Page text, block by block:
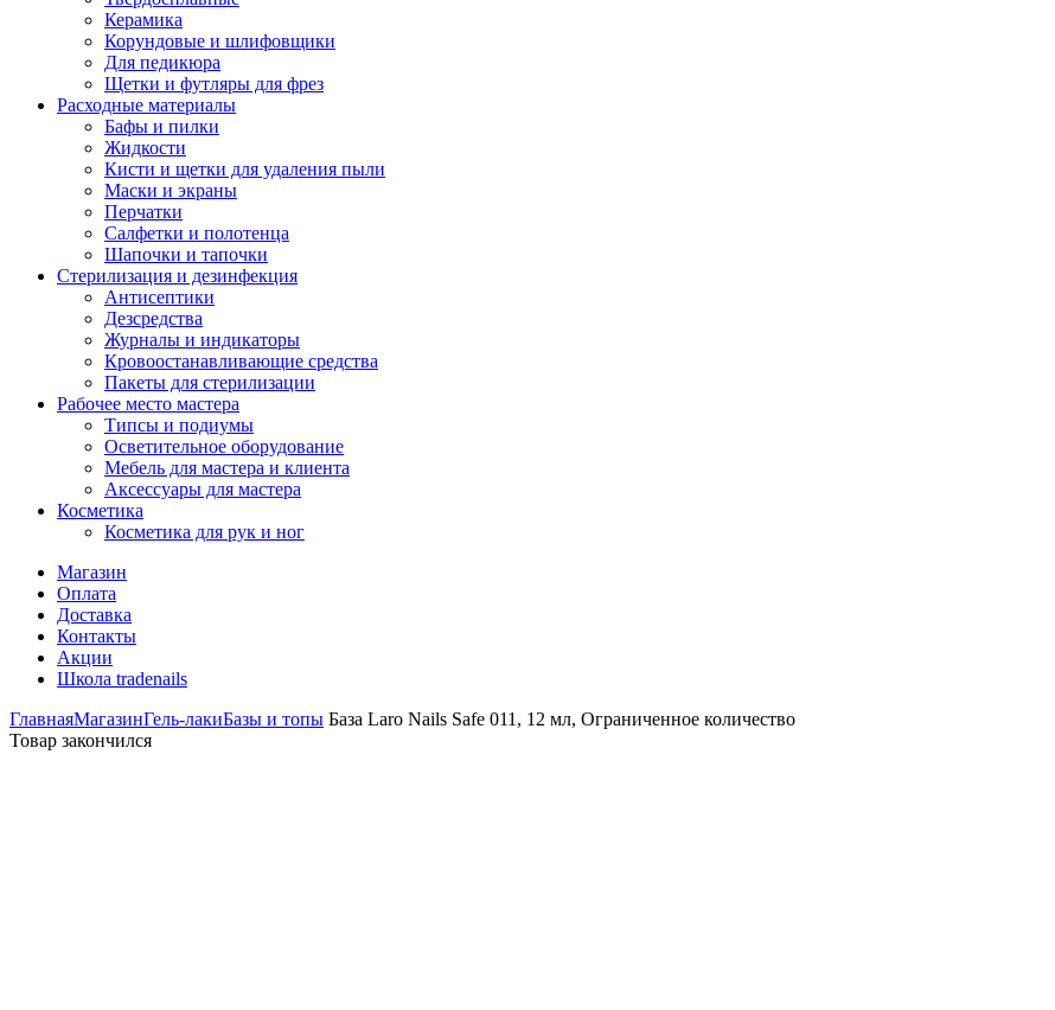
Керамика
Корундовые и шлифовщики
Для педикюра
Щетки и футляры для фрез
Расходные материалы
Бафы и пилки
Жидкости
Кисти и щетки для удаления пыли
Маски и экраны
Перчатки
Салфетки и полотенца
Шапочки и тапочки
Стерилизация и дезинфекция
Антисептики
Дезсредства
Журналы и индикаторы
Кровоостанавливающие средства
Пакеты для стерилизации
Рабочее место мастера
Типсы и подиумы
Осветительное оборудование
Мебель для мастера и клиента
Аксессуары для мастера
Косметика
Косметика для рук и ног
Магазин
Оплата
Доставка
Контакты
Акции
Школа tradenails
ГлавнаяМагазинГель-лакиБазы и топы База Laro Nails Safe 011, 12 мл, Ограниченное количество
Товар закончился